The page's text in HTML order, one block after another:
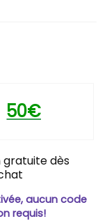
50€
gratuite dès
aucun code
requis!